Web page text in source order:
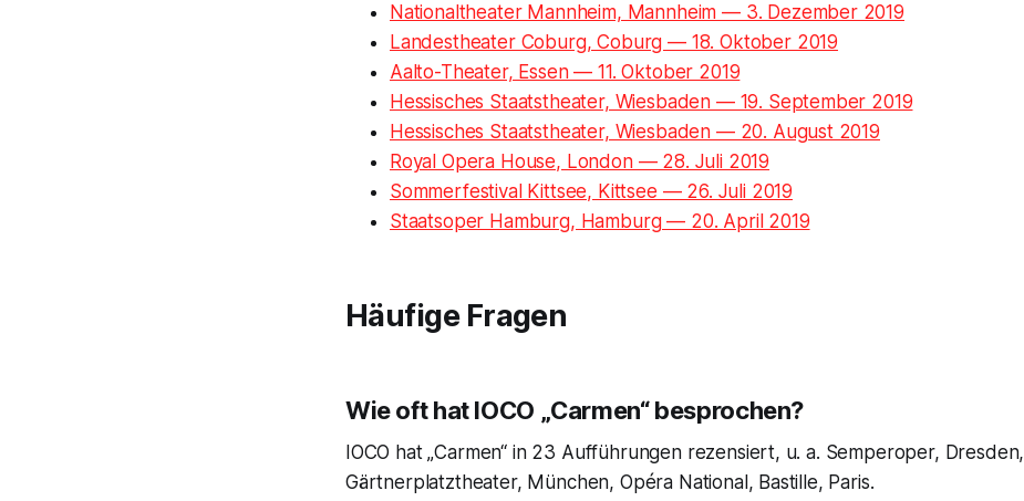
Nationaltheater Mannheim, Mannheim — 3. Dezember 2019
Landestheater Coburg, Coburg — 18. Oktober 2019
Aalto-Theater, Essen — 11. Oktober 2019
Hessisches Staatstheater, Wiesbaden — 19. September 2019
Hessisches Staatstheater, Wiesbaden — 20. August 2019
Royal Opera House, London — 28. Juli 2019
Sommerfestival Kittsee, Kittsee — 26. Juli 2019
Staatsoper Hamburg, Hamburg — 20. April 2019
Häufige Fragen
Wie oft hat IOCO „Carmen“ besprochen?
IOCO hat „Carmen“ in 23 Aufführungen rezensiert, u. a. Semperoper, Dresden,
Gärtnerplatztheater, München, Opéra National, Bastille, Paris.